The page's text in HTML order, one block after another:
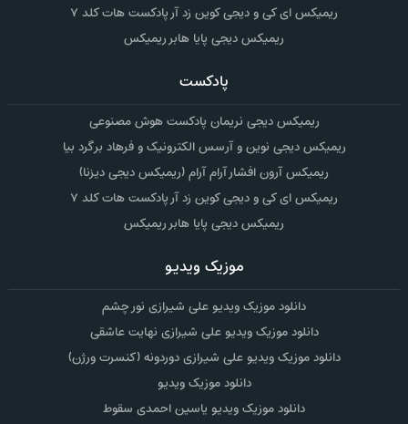
ریمیکس ای کی و دیجی کوین زد آر پادکست هات کلد ۷
ریمیکس دیجی پایا هابر ریمیکس
پادکست
ریمیکس دیجی نریمان پادکست هوش مصنوعی
ریمیکس دیجی نوین و آرسس الکترونیک و فرهاد برگرد بیا
ریمیکس آرون افشار آرام آرام (ریمیکس دیجی دیزنا)
ریمیکس ای کی و دیجی کوین زد آر پادکست هات کلد ۷
ریمیکس دیجی پایا هابر ریمیکس
موزیک ویدیو
دانلود موزیک ویدیو علی شیرازی نور چشم
دانلود موزیک ویدیو علی شیرازی نهایت عاشقی
دانلود موزیک ویدیو علی شیرازی دوردونه (کنسرت ورژن)
دانلود موزیک ویدیو
دانلود موزیک ویدیو یاسین احمدی سقوط